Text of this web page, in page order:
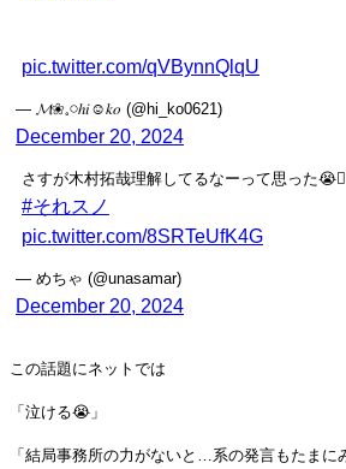
pic.twitter.com/qVBynnQlqU
— 𝓜❀𓈒𓏸︎︎︎︎ℎ𝑖︎︎︎︎︎︎︎☺︎𝑘𝑜 (@hi_ko0621)
December 20, 2024
さすが木村拓哉理解してるなーって思った
#それスノ
pic.twitter.com/8SRTeUfK4G
— めちゃ (@unasamar)
December 20, 2024
この話題にネットでは
「泣ける😭」
「結局事務所の力がないと…系の発言もたま